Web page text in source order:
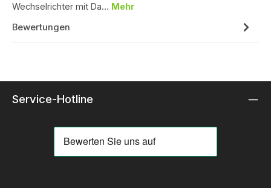
Wechselrichter mit Da… Mehr
Bewertungen
Service-Hotline